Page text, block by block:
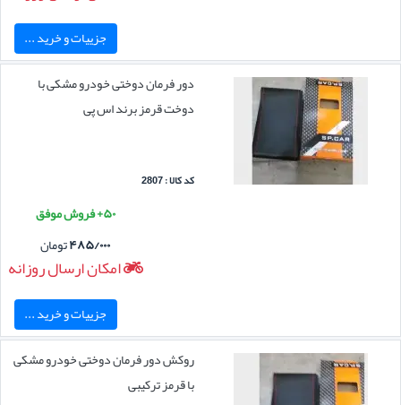
جزییات و خرید ...
دور فرمان دوختی خودرو مشکی با
دوخت قرمز برند اس پی
کد کالا : 2807
۵۰+ فروش موفق
۴۸۵/۰۰۰تومان
امکان ارسال روزانه
جزییات و خرید ...
روکش دور فرمان دوختی خودرو مشکی
با قرمز ترکیبی